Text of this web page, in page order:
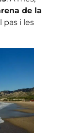
de la
i les